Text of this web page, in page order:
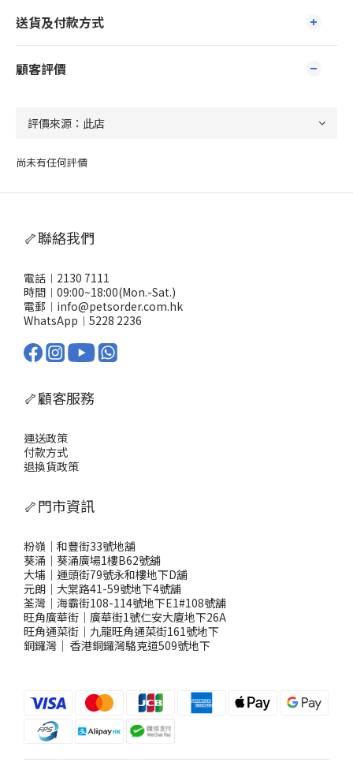
送貨及付款方式
顧客評價
尚未有任何評價
🦴聯絡我們
電話︱2130 7111
時間︱09:00~18:00(Mon.-Sat.)
電郵︱info@petsorder.com.hk
WhatsApp︱ 5228 2236
🦴顧客服務
運送政策
付款方式
退換貨政策
🦴門市資訊
粉嶺｜和豐街33號地舖
葵涌｜葵涌廣場1樓B62號舖
大埔｜運頭街79號永和樓地下D舖
元朗｜大棠路41-59號地下4號舖
荃灣｜海霸街108-114號地下E1#108號舖
旺角廣華街｜廣華街1號仁安大廈地下26A
旺角通菜街｜九龍旺角通菜街161號地下
銅鑼灣 ｜ 香港銅鑼灣駱克道509號地下